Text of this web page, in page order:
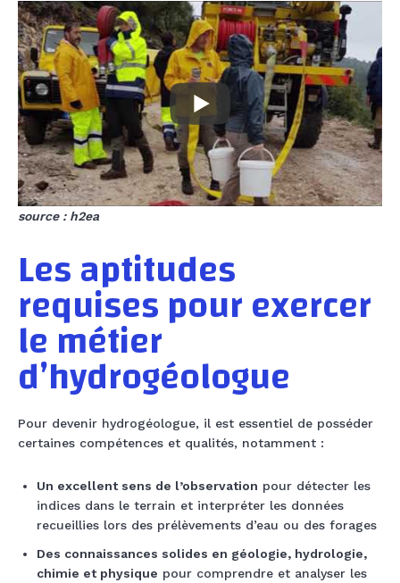
source : h2ea
Les aptitudes
requises pour exercer
le métier
d’hydrogéologue
Pour devenir hydrogéologue, il est essentiel de posséder
certaines compétences et qualités, notamment :
Un excellent sens de l’observation pour détecter les
indices dans le terrain et interpréter les données
recueillies lors des prélèvements d’eau ou des forages
Des connaissances solides en géologie, hydrologie,
chimie et physique pour comprendre et analyser les